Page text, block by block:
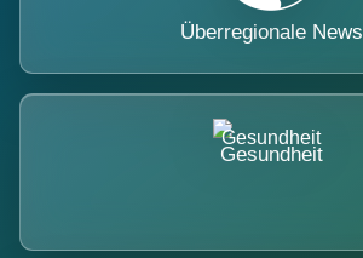
Überregionale News
Gesundheit